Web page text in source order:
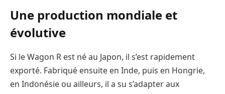
Une production mondiale et
évolutive
Si le Wagon R est né au Japon, il s’est rapidement
exporté. Fabriqué ensuite en Inde, puis en Hongrie,
en Indonésie ou ailleurs, il a su s’adapter aux